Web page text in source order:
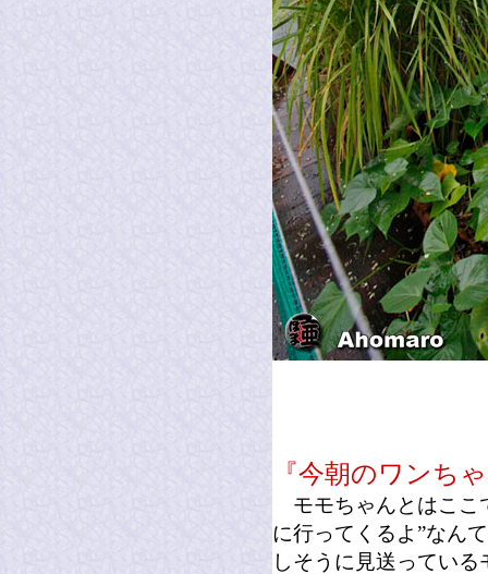
『今朝のワンち
モモちゃんとはここ
に行ってくるよ”なん
しそうに見送ってい